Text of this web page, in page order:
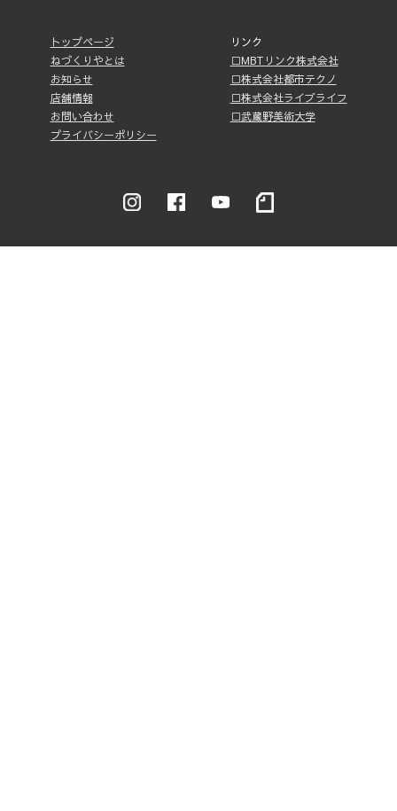
トップページ
ねづくりやとは
お知らせ
店舗情報
お問い合わせ
プライバシーポリシー
リンク
□MBTリンク株式会社
□株式会社都市テクノ
□株式会社ライブライフ
□武蔵野美術大学